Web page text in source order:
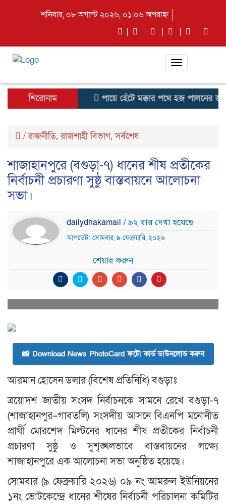
শনিবার, ০৮ অগাস্ট ২০২৬, ০১:০৬ অপরাহ্ন
Toggle
শিরোনাম
পায়ে হেঁটে মক্কার পথে হজ পালনের জন্য
/রাজনীতি,রাজশাহী বিভাগ,সর্বশেষ
শাজাহানপুরে (বগুড়া-৭) ধানের শীষ প্রতীকের
নির্বাচনী প্রচারণা সুষ্ঠু বাস্তবায়নে আলোচনা
সভা।
dailydhakamail / ৯২ বার দেখা হয়েছে
আপডেট: সোমবার, ৯ ফেব্রুয়ারি, ২০২৬
শেয়ার করুন
📸 Download News PhotoCard ফটো কার্ড ডাউনলোড করুন
আরমান হোসেন ডলার (বিশেষ প্রতিনিধি) বগুড়াঃ
ত্রয়োদশ জাতীয় সংসদ নির্বাচনকে সামনে রেখে বগুড়া-৭
(শাজাহানপুর–গাবতলি) সংসদীয় আসনে বিএনপি মনোনীত
প্রার্থী মোরশেদ মিল্টনের ধানের শীষ প্রতীকের নির্বাচনী
প্রচারণা সুষ্ঠু ও সুশৃঙ্খলভাবে বাস্তবায়নের লক্ষ্যে
শাজাহানপুরে এক আলোচনা সভা অনুষ্ঠিত হয়েছে।
সোমবার (৯ ফেব্রুয়ারি ২০২৬) ০৯ নং আমরুল ইউনিয়নের
১নং ভোটকেন্দ্রে ধানের শীষের নির্বাচনী পরিচালনা কমিটির